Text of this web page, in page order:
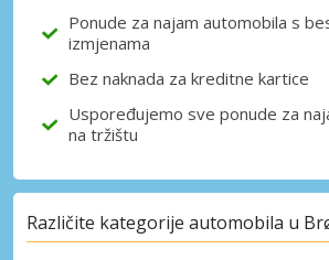
Ponude za najam automobila s
izmjenama
Bez naknada za kreditne kartice
Uspoređujemo sve ponude za
na tržištu
Različite kategorije automobila u